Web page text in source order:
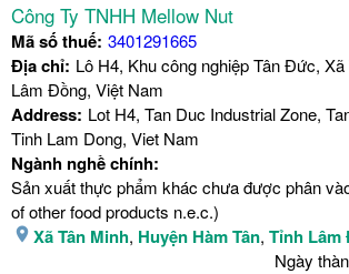
Công Ty TNHH Mellow Nut
Mã số thuế: 3401291665
Địa chỉ: Lô H4, Khu công nghiệp Tân Đức,
Lâm Đồng, Việt Nam
Address: Lot H4, Tan Duc Industrial Zone,
Tinh Lam Dong, Viet Nam
Ngành nghề chính:
Sản xuất thực phẩm khác chưa được phân
of other food products n.e.c.)
Xã Tân Minh, Huyện Hàm Tân, Tỉnh Lâm
Ngày